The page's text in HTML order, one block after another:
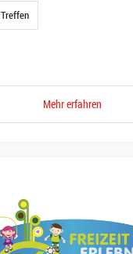
Treffen
Mehr erfahren